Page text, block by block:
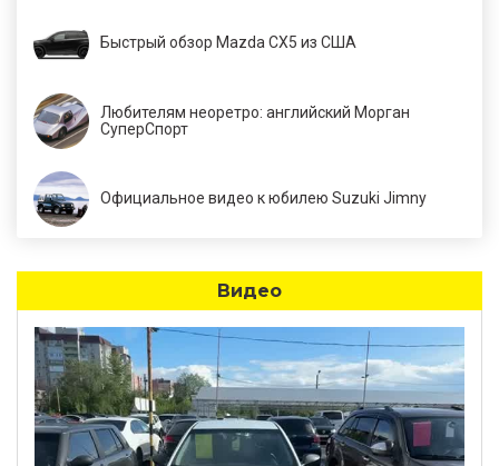
Быстрый обзор Mazda CX5 из США
Любителям неоретро: английский Морган
СуперСпорт
Официальное видео к юбилею Suzuki Jimny
Видео